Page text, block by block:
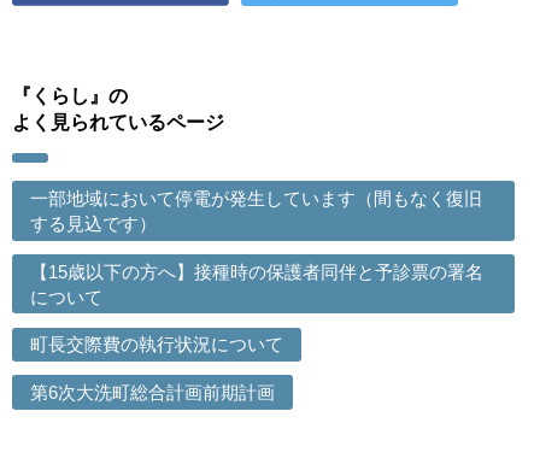
『くらし』の
よく見られているページ
一部地域において停電が発生しています（間もなく復旧
する見込です）
【15歳以下の方へ】接種時の保護者同伴と予診票の署名
について
町長交際費の執行状況について
第6次大洗町総合計画前期計画